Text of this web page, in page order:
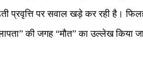
प्रवृत्ति पर सवाल खड़े कर रही है।
की जगह “मौत” का उल्लेख